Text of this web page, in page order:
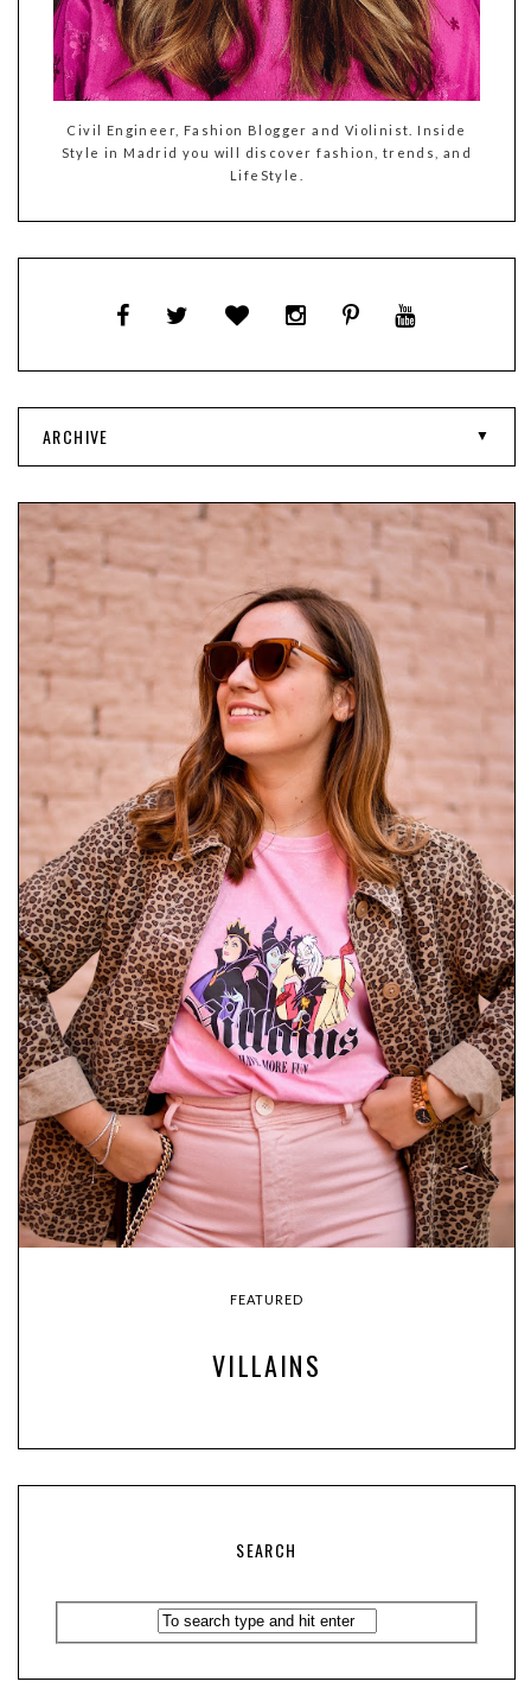
Civil Engineer, Fashion Blogger and Violinist. Inside
Style in Madrid you will discover fashion, trends, and
LifeStyle.
ARCHIVE
FEATURED
VILLAINS
SEARCH